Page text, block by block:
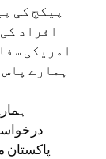
پیکج کی
افراد
امریکی
ہمارے